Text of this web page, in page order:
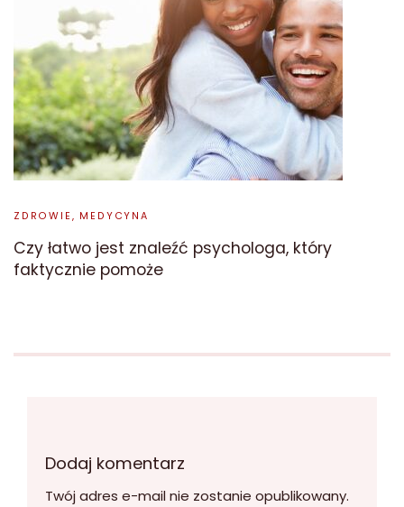
ZDROWIE, MEDYCYNA
Czy łatwo jest znaleźć psychologa, który
faktycznie pomoże
Dodaj komentarz
Twój adres e-mail nie zostanie opublikowany.